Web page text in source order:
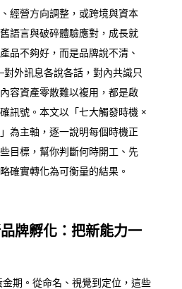
經營方向調整，或跨境與資本
語言與破碎體驗應對，成長就
品不夠好，而是品牌說不清、
外訊息各說各話，對內共識只
容資產零散難以複用，都是啟
訊號。本文以「七大觸發時機 ×
為主軸，逐一說明每個時機正
目標，幫你判斷何時開工、先
確實轉化為可衡量的結果。
牌孵化：把新能力一
期。從命名、視覺到定位，這些